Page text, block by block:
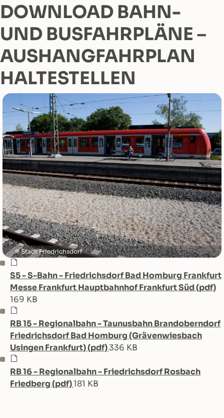
DOWNLOAD BAHN-
UND BUSFAHRPLÄNE –
AUSHANGFAHRPLAN
HALTESTELLEN
Stadt Friedrichsdorf
S5 - S-Bahn - Friedrichsdorf Bad Homburg Frankfurt
Messe Frankfurt Hauptbahnhof Frankfurt Süd (pdf)
169 KB
RB 15 - Regionalbahn - Taunusbahn Brandoberndorf
Friedrichsdorf Bad Homburg (Grävenwiesbach
Usingen Frankfurt) (pdf)336 KB
RB 16 - Regionalbahn - Friedrichsdorf Rosbach
Friedberg (pdf)181 KB